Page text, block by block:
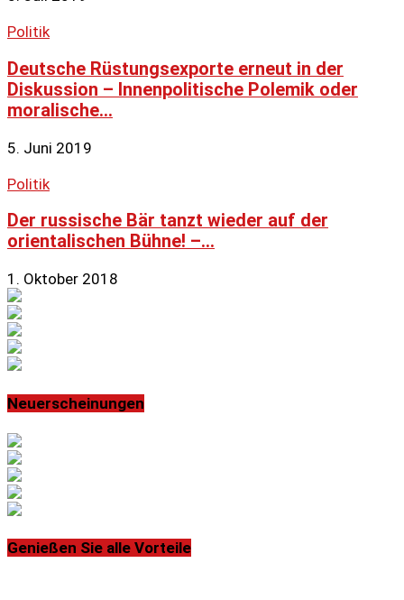
Politik
Deutsche Rüstungsexporte erneut in der
Diskussion – Innenpolitische Polemik oder
moralische...
5. Juni 2019
Politik
Der russische Bär tanzt wieder auf der
orientalischen Bühne! –...
1. Oktober 2018
Neuerscheinungen
Genießen Sie alle Vorteile